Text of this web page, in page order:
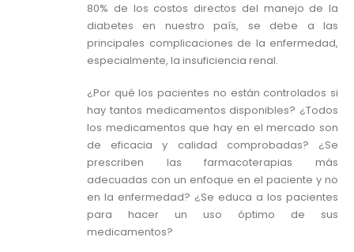
80% de los costos directos del manejo de la
diabetes en nuestro país, se debe a las
principales complicaciones de la enfermedad,
especialmente, la insuficiencia renal.
¿Por qué los pacientes no están controlados si
hay tantos medicamentos disponibles? ¿Todos
los medicamentos que hay en el mercado son
de eficacia y calidad comprobadas? ¿Se
prescriben las farmacoterapias más
adecuadas con un enfoque en el paciente y no
en la enfermedad? ¿Se educa a los pacientes
para hacer un uso óptimo de sus
medicamentos?